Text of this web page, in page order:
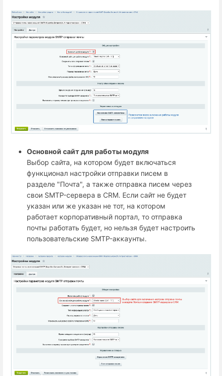
Основной сайт для работы модуля
Выбор сайта, на котором будет включаться
функционал настройки отправки писем в
разделе "Почта", а также отправка писем через
свои SMTP-сервера в CRM. Если сайт не будет
указан или же указан не тот, на котором
работает корпоративный портал, то отправка
почты работать будет, но нельзя будет настроить
пользовательские SMTP-аккаунты.